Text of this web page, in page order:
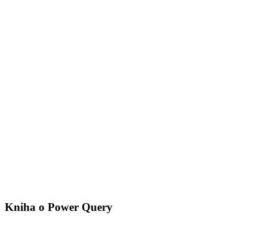
Kniha o Power Query